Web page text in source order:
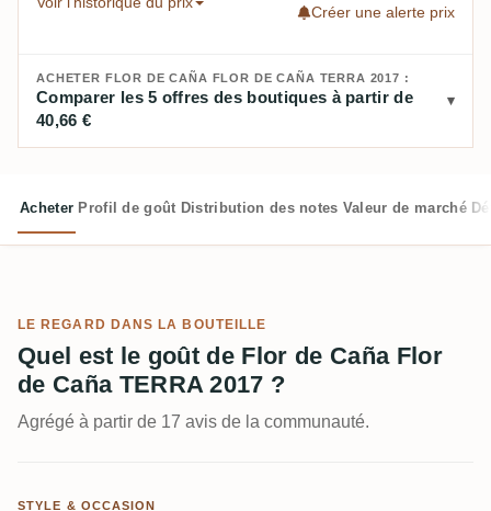
Créer une alerte prix
ACHETER FLOR DE CAÑA FLOR DE CAÑA TERRA 2017 :
Comparer les 5 offres des boutiques à partir de
40,66 €
Acheter Profil de goût Distribution des notes Valeur de marché
LE REGARD DANS LA BOUTEILLE
Quel est le goût de Flor de Caña Flor
de Caña TERRA 2017 ?
Agrégé à partir de 17 avis de la communauté.
STYLE & OCCASION